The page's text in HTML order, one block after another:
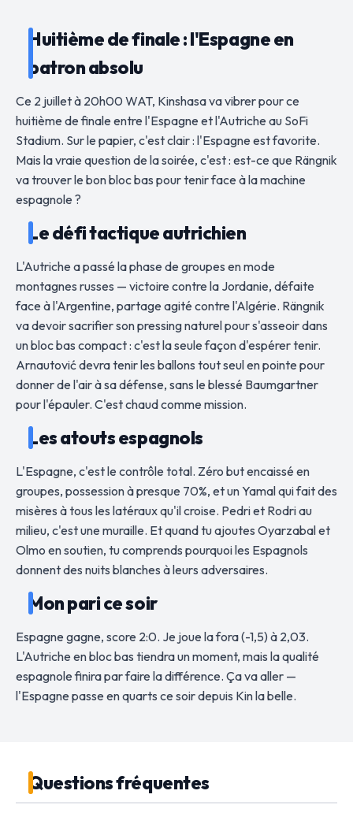
Huitième de finale : l'Espagne en
patron absolu
Ce 2 juillet à 20h00 WAT, Kinshasa va vibrer pour ce
huitième de finale entre l'Espagne et l'Autriche au SoFi
Stadium. Sur le papier, c'est clair : l'Espagne est favorite.
Mais la vraie question de la soirée, c'est : est-ce que Rängnik
va trouver le bon bloc bas pour tenir face à la machine
espagnole ?
Le défi tactique autrichien
L'Autriche a passé la phase de groupes en mode
montagnes russes — victoire contre la Jordanie, défaite
face à l'Argentine, partage agité contre l'Algérie. Rängnik
va devoir sacrifier son pressing naturel pour s'asseoir dans
un bloc bas compact : c'est la seule façon d'espérer tenir.
Arnautović devra tenir les ballons tout seul en pointe pour
donner de l'air à sa défense, sans le blessé Baumgartner
pour l'épauler. C'est chaud comme mission.
Les atouts espagnols
L'Espagne, c'est le contrôle total. Zéro but encaissé en
groupes, possession à presque 70%, et un Yamal qui fait des
misères à tous les latéraux qu'il croise. Pedri et Rodri au
milieu, c'est une muraille. Et quand tu ajoutes Oyarzabal et
Olmo en soutien, tu comprends pourquoi les Espagnols
donnent des nuits blanches à leurs adversaires.
Mon pari ce soir
Espagne gagne, score 2:0. Je joue la fora (-1,5) à 2,03.
L'Autriche en bloc bas tiendra un moment, mais la qualité
espagnole finira par faire la différence. Ça va aller —
l'Espagne passe en quarts ce soir depuis Kin la belle.
Questions fréquentes